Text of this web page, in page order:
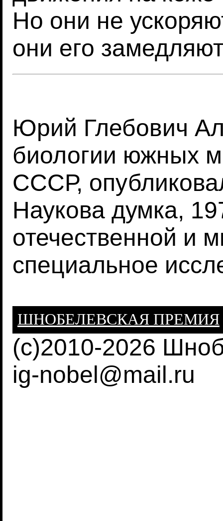
Но они не
они его
Юрий Глебович
биологии южных
СССР,
Наукова думка,
отечественной и
специальное
ШНОБЕЛЕВСКАЯ ПРЕМИЯ
(c)2010-2026
ig-nobel@mail.ru